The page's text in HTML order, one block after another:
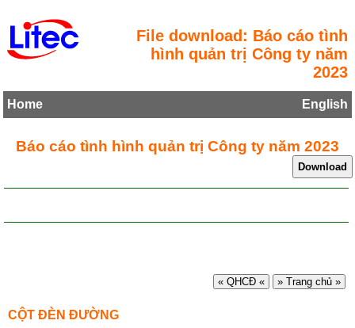
File download: Báo cáo tình
hình quản trị Công ty năm
2023
Home English
Báo cáo tình hình quản trị Công ty năm 2023
« QHCĐ « » Trang chủ »
CỘT ĐÈN ĐƯỜNG